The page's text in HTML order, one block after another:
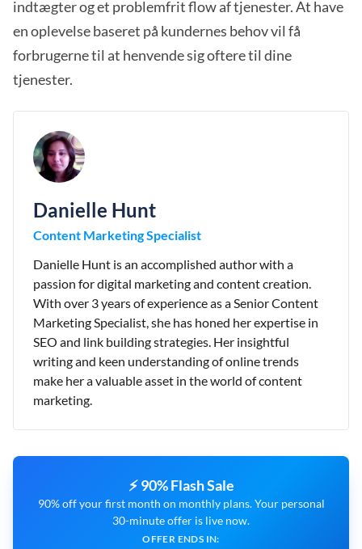
indtægter og et problemfrit flow af tjenester. At have
en oplevelse baseret på kundernes behov vil få
forbrugerne til at henvende sig oftere til dine
tjenester.
Danielle Hunt
Content Marketing Specialist
Danielle Hunt is an accomplished author with a
passion for digital marketing and content creation.
With over 3 years of experience as a Senior Content
Marketing Specialist, she has honed her expertise in
SEO and link building strategies. Her insightful
writing and keen understanding of online trends
make her a valuable asset in the world of content
marketing.
⚡ 90% Flash Sale
90% off your first month on monthly plans. Your personal
30-minute offer is live now.
OFFER ENDS IN: